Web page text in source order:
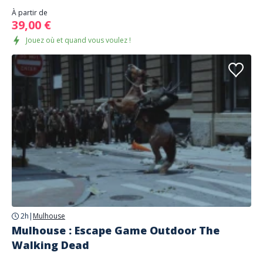
À partir de
39,00 €
Jouez où et quand vous voulez !
2h | Mulhouse
Mulhouse : Escape Game Outdoor The
Walking Dead